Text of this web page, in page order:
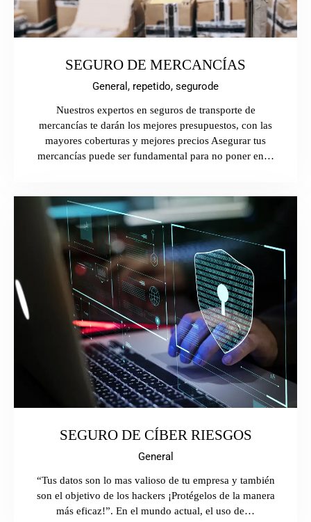
SEGURO DE MERCANCÍAS
General, repetido, segurode
Nuestros expertos en seguros de transporte de
mercancías te darán los mejores presupuestos, con las
mayores coberturas y mejores precios Asegurar tus
mercancías puede ser fundamental para no poner en…
SEGURO DE CÍBER RIESGOS
General
“Tus datos son lo mas valioso de tu empresa y también
son el objetivo de los hackers ¡Protégelos de la manera
más eficaz!”. En el mundo actual, el uso de…